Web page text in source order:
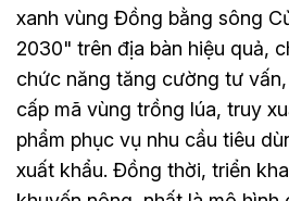
xanh vùng Đồng bằng sông
2030" trên địa bàn hiệu quả,
chức năng tăng cường tư
cấp mã vùng trồng lúa, truy
phẩm phục vụ nhu cầu tiêu
xuất khẩu. Đồng thời, triển